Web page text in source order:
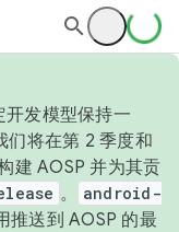
发模型保持一
们将在第 2 季度和
建 AOSP 并为其贡
。
android-
推送到 AOSP 的最